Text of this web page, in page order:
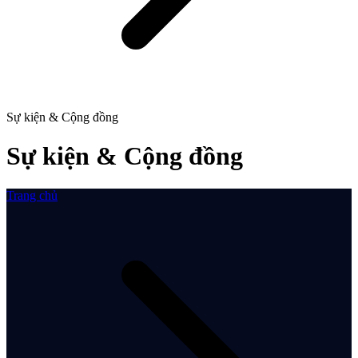
Sự kiện & Cộng đồng
Sự kiện & Cộng đồng
Trang chủ